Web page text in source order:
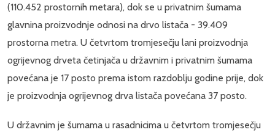
(110.452 prostornih metara), dok se u privatnim šumama
glavnina proizvodnje odnosi na drvo listača - 39.409
prostorna metra. U četvrtom tromjesečju lani proizvodnja
ogrijevnog drveta četinjača u državnim i privatnim šumama
povećana je 17 posto prema istom razdoblju godine prije, dok
je proizvodnja ogrijevnog drva listača povećana 37 posto.
U državnim je šumama u rasadnicima u četvrtom tromjesečju